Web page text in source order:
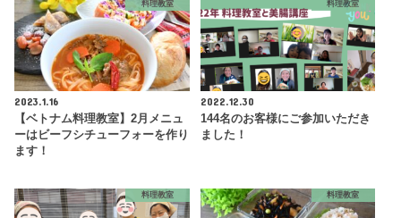
料理教室
2023.1.16
【ベトナム料理教室】2月メニュ
ーはビーフシチューフォーを作り
ます！
料理教室
2022.12.30
144名のお客様にご参加いただき
ました！
料理教室 料理教室